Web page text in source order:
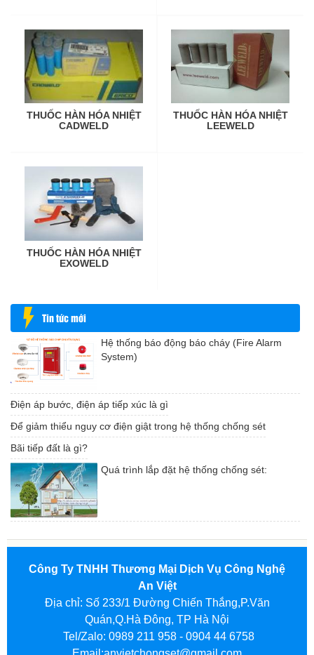
THUỐC HÀN HÓA NHIỆT
CADWELD
THUỐC HÀN HÓA NHIỆT
LEEWELD
THUỐC HÀN HÓA NHIỆT
EXOWELD
Tin tức mới
Hệ thống báo động báo cháy (Fire Alarm
System)
Điện áp bước, điện áp tiếp xúc là gì
Để giảm thiểu nguy cơ điện giật trong hệ thống chống sét
Bãi tiếp đất là gì?
Quá trình lắp đặt hệ thống chống sét:
Công Ty TNHH Thương Mại Dịch Vụ Công Nghệ
An Việt
Địa chỉ: Số 233/1 Đường Chiến Thắng,P.Văn
Quán,Q.Hà Đông, TP Hà Nội
Tel/Zalo: 0989 211 958 - 0904 44 6758